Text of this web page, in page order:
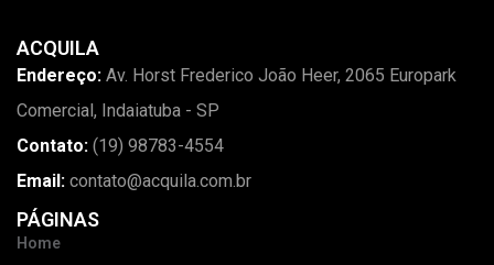
ACQUILA
Endereço: Av. Horst Frederico João Heer, 2065 Europark
Comercial, Indaiatuba - SP
Contato: (19) 98783-4554
Email: contato@acquila.com.br
PÁGINAS
Home